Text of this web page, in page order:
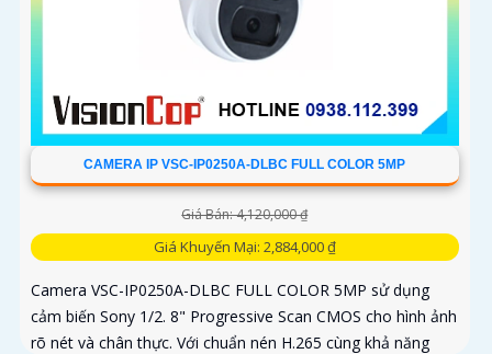
CAMERA IP VSC-IP0250A-DLBC FULL COLOR 5MP
Giá Bán: 4,120,000 ₫
Giá Khuyến Mại: 2,884,000 ₫
Camera VSC-IP0250A-DLBC FULL COLOR 5MP sử dụng
cảm biến Sony 1/2. 8" Progressive Scan CMOS cho hình ảnh
rõ nét và chân thực. Với chuẩn nén H.265 cùng khả năng